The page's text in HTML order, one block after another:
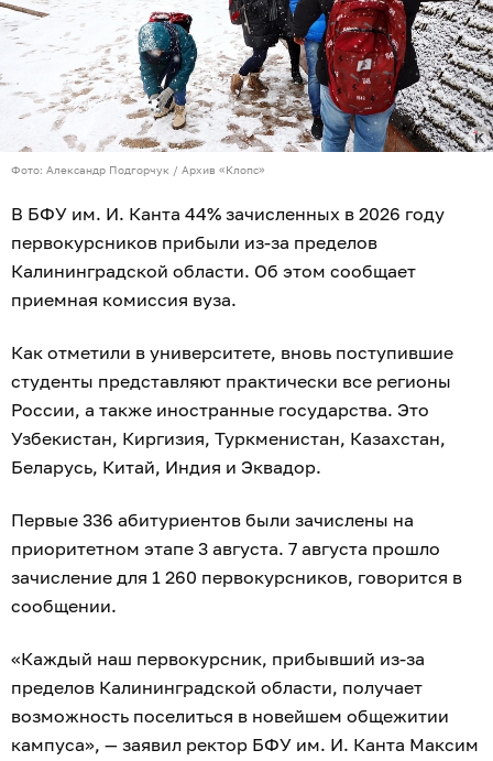
Фото: Александр Подгорчук / Архив «Клопс»
В БФУ им. И. Канта 44% зачисленных в 2026 году
первокурсников прибыли из-за пределов
Калининградской области. Об этом сообщает
приемная комиссия вуза.
Как отметили в университете, вновь поступившие
студенты представляют практически все регионы
России, а также иностранные государства. Это
Узбекистан, Киргизия, Туркменистан, Казахстан,
Беларусь, Китай, Индия и Эквадор.
Первые 336 абитуриентов были зачислены на
приоритетном этапе 3 августа. 7 августа прошло
зачисление для 1 260 первокурсников, говорится в
сообщении.
«Каждый наш первокурсник, прибывший из-за
пределов Калининградской области, получает
возможность поселиться в новейшем общежитии
кампуса», — заявил ректор БФУ им. И. Канта Максим